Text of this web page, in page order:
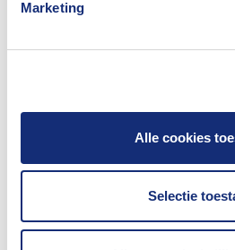
Marketing
Alle cookies
Selectie
(Net Promoter Score
) van
(financiële) wereld is een
lastig. En, eerlijk is eerlijk, we
leren, maar die +49 geeft
4.Waar zijn